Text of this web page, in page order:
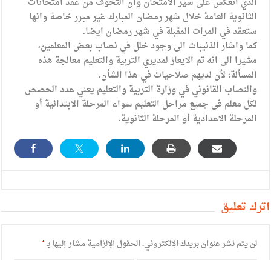
الثانوية العامة خلال شهر رمضان المبارك غير مبرر خاصة وانها
ستعقد في المرات المقبلة في شهر رمضان ايضا.
كما واشار الذنيبات الى وجود خلل في نصاب بعض المعلمين،
مشيرا الى انه تم الايعاز لمديري التربية والتعليم معالجة هذه
المسألة؛ لأن لديهم صلاحيات في هذا الشأن.
والنصاب القانوني في وزارة التربية والتعليم يعني عدد الحصص
لكل معلم فى جميع مراحل التعليم سواء المرحلة الابتدائية أو
المرحلة الاعدادية أو المرحلة الثانوية.
أترك تعليق
لن يتم نشر عنوان بريدك الإلكتروني.الحقول الإلزامية مشار إليها بـ*